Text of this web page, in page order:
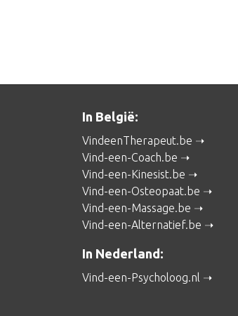
In België:
VindeenTherapeut.be
Vind-een-Coach.be
Vind-een-Kinesist.be
Vind-een-Osteopaat.be
Vind-een-Massage.be
Vind-een-Alternatief.be
In Nederland:
Vind-een-Psycholoog.nl